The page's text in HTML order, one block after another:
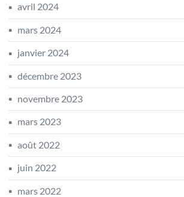
avril 2024
mars 2024
janvier 2024
décembre 2023
novembre 2023
mars 2023
août 2022
juin 2022
mars 2022